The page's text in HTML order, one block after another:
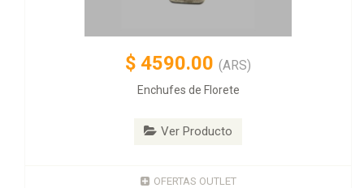
$ 4590.00 (ARS)
Enchufes de Florete
Ver Producto
OFERTAS OUTLET